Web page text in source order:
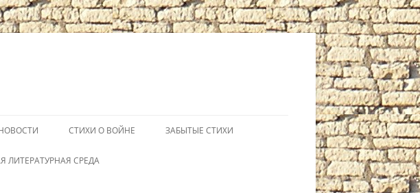
СТИХИ О ВОЙНЕ ЗАБЫТЫЕ СТИХИ
ЛИТЕРАТУРНАЯ СРЕДА